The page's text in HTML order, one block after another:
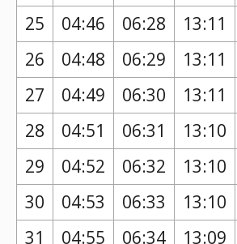
25
04:46 06:28 13:11
26
04:48 06:29 13:11
27
04:49 06:30 13:11
28
04:51 06:31 13:10
29
04:52 06:32 13:10
30
04:53 06:33 13:10
31
04:55 06:34 13:09